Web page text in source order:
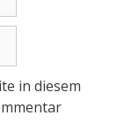
in diesem